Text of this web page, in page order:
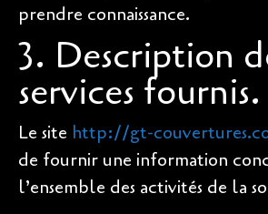
prendre connaissance.
3. Description
services fournis.
Le site http://gt-
de fournir une information
l’ensemble des activités de la